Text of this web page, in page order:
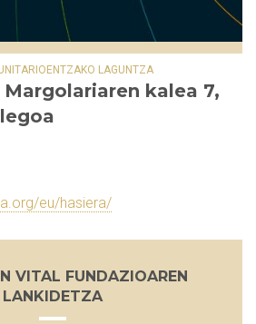
LAGUNTZA
kalea 7,
eu/hasiera/
VITAL FUNDAZIOAREN
LANKIDETZA